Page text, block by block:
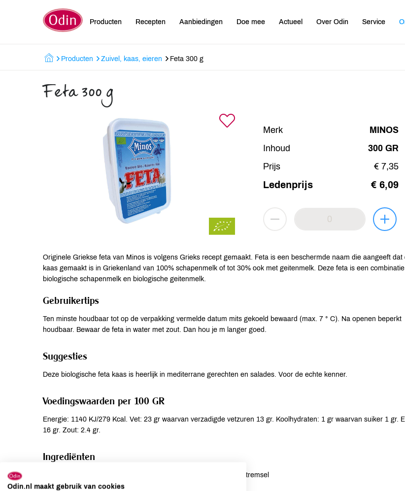
Producten Recepten Aanbiedingen Doe mee Actueel Over Odin Service
Producten Zuivel, kaas, eieren Feta 300 g
Feta 300 g
Merk
MINOS
Inhoud
300 GR
Prijs
€ 7,35
Ledenprijs € 6,09
Originele Griekse feta van Minos is volgens Grieks recept gemaakt. Feta is een beschermde naam die aangeeft dat
kaas gemaakt is in Griekenland van 100% schapenmelk of tot 30% ook met geitenmelk. Deze feta is een
biologische schapenmelk en biologische geitenmelk.
Gebruikertips
Ten minste houdbaar tot op de verpakking vermelde datum mits gekoeld bewaard (max. 7 ° C). Na openen beperkt
houdbaar. Bewaar de feta in water met zout. Dan hou je m langer goed.
Suggesties
Deze biologische feta kaas is heerlijk in mediterrane gerechten en salades. Voor de echte kenner.
Voedingswaarden per 100 GR
Energie: 1140 KJ/279 Kcal. Vet: 23 gr waarvan verzadigde vetzuren 13 gr. Koolhydraten: 1 gr waarvan suiker 1 gr.
16 gr. Zout: 2.4 gr.
Ingrediënten
SCHAPEN- en GEITENMELK* (97,6%), zout (2,4%), gistcultuur, stremsel
Odin.nl maakt gebruik van cookies